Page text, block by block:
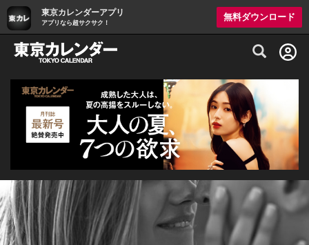
東京カレンダーアプリ
アプリなら超サクサク！
無料ダウンロード
グルメ情報・プレミアムレストラン予約